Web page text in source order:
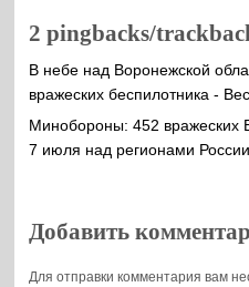
2 pingbacks/
В небе над Воронежской
вражеских беспилотника -
Минобороны: 452
7 июля над регионами России
Добавить
Для отправки комментария вам